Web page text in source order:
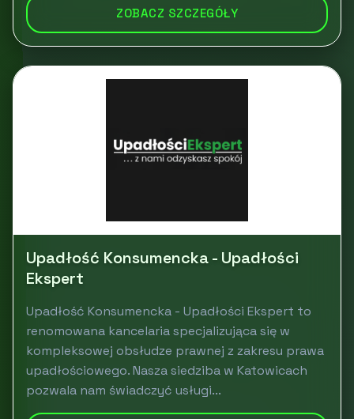
ZOBACZ SZCZEGÓŁY
Upadłość Konsumencka - Upadłości
Ekspert
Upadłość Konsumencka - Upadłości Ekspert to
renomowana kancelaria specjalizująca się w
kompleksowej obsłudze prawnej z zakresu prawa
upadłościowego. Nasza siedziba w Katowicach
pozwala nam świadczyć usługi...